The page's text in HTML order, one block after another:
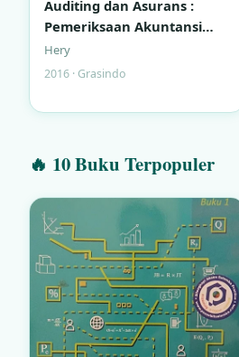
Auditing dan Asurans :
Pemeriksaan Akuntansi
Berbasis Standar Audit
Indonesia
Hery
2016 · Grasindo
🔥 10 Buku Terpopuler